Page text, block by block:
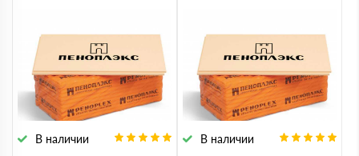
В наличии В наличии